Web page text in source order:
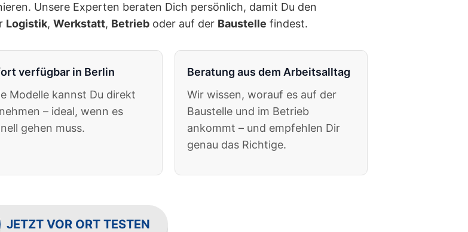
Unsere Experten beraten Dich persönlich, damit Du den
Logistik, Werkstatt, Betrieb oder auf der Baustelle findest.
verfügbar in Berlin
Modelle kannst Du direkt
– ideal, wenn es
gehen muss.
Beratung aus dem Arbeitsalltag
Wir wissen, worauf es auf der
Baustelle und im Betrieb
ankommt – und empfehlen Dir
genau das Richtige.
JETZT VOR ORT TESTEN